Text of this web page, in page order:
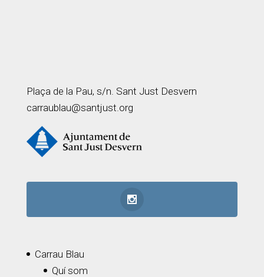
Plaça de la Pau, s/n. Sant Just Desvern
carraublau@santjust.org
Carrau Blau
Quí som